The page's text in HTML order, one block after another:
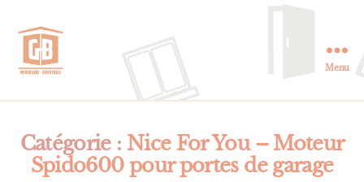
Menuiserie
Domotique
en
Essonne
Menu
Catégorie : Nice For You – Moteur
Spido600 pour portes de garage